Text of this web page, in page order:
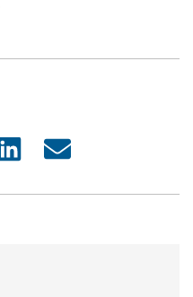
Share
Share